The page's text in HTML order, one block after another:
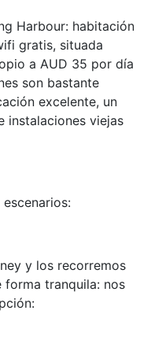
Harbour: habitación
gratis, situada
a AUD 35 por día
son bastante
excelente, un
instalaciones viejas
y los recorremos
tranquila: nos